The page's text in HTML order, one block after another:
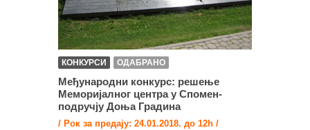
КОНКУРСИ ОДАБРАНО
Међународни конкурс: решењe
Меморијалног центра у Спомен-
подручју Доња Градина
/ Рок за предају: 24.01.2018. до 12h /